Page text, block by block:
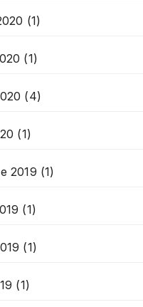
(1)
(1)
(4)
(1)
2019 (1)
(1)
(1)
(1)